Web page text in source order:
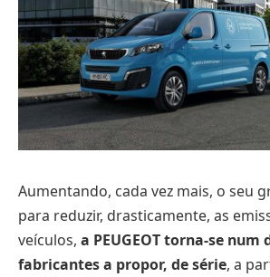
Aumentando, cada vez mais, o seu
para reduzir, drasticamente, as
veículos, a PEUGEOT torna-se
fabricantes a propor, de série, a